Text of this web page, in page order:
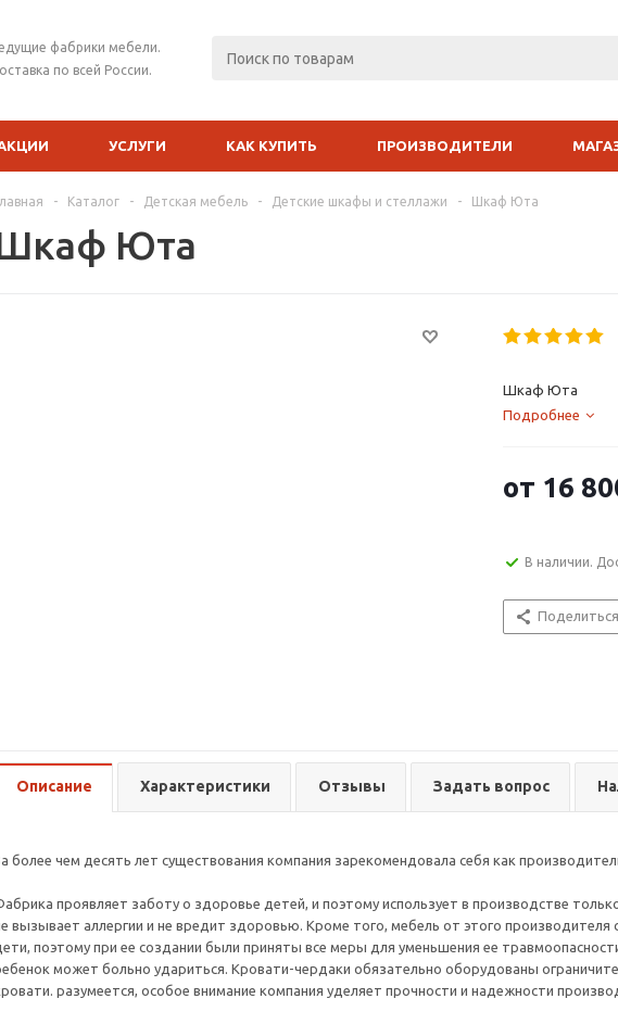
фабрики мебели.
по всей России.
УСЛУГИ КАК КУПИТЬ ПРОИЗВОДИТЕЛИ
- Каталог - Детская мебель - Детские шкафы и стеллажи - Шкаф Юта
Юта
Шкаф Юта
Подробнее
от 16
В наличии.
Поделиться
Описание Характеристики Отзывы Задать вопрос
более чем десять лет существования компания зарекомендовала себя как
проявляет заботу о здоровье детей, и поэтому использует в производстве
вызывает аллергии и не вредит здоровью. Кроме того, мебель от этого производителя
поэтому при ее создании были приняты все меры для уменьшения ее
может больно удариться. Кровати-чердаки обязательно оборудованы
разумеется, особое внимание компания уделяет прочности и надежности